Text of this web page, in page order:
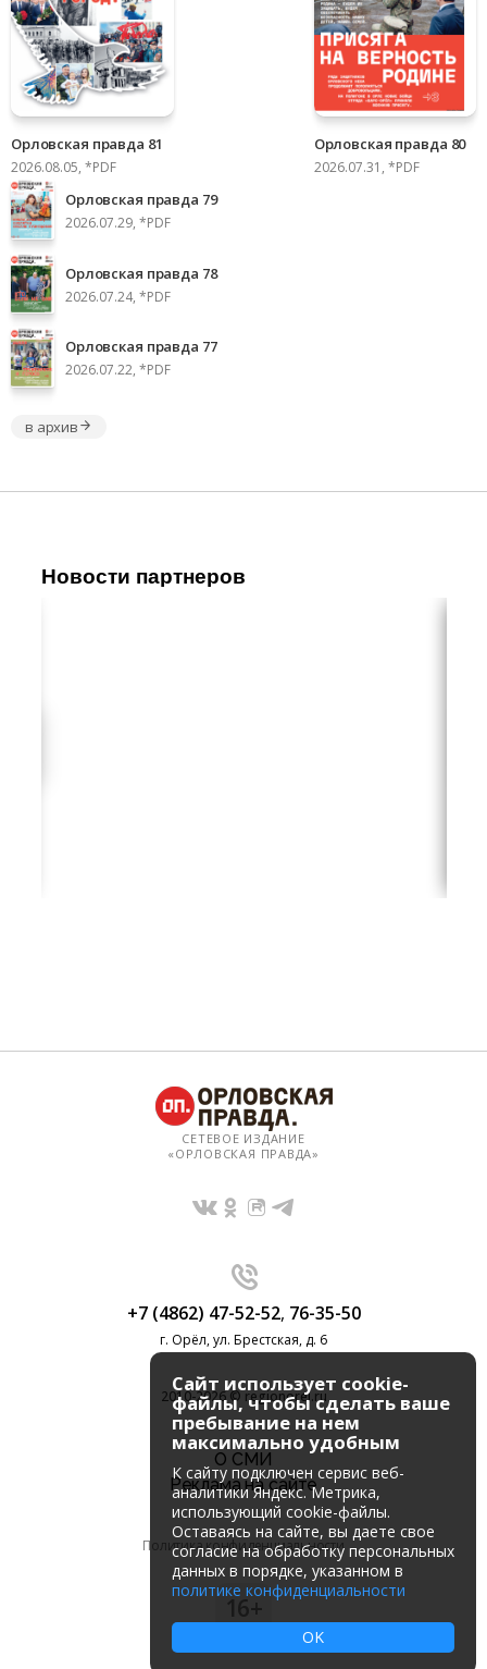
Орловская правда 81
2026.08.05, *PDF
Орловская правда 80
2026.07.31, *PDF
Орловская правда 79
2026.07.29, *PDF
Орловская правда 78
2026.07.24, *PDF
Орловская правда 77
2026.07.22, *PDF
в архив
Новости партнеров
СЕТЕВОЕ ИЗДАНИЕ
«ОРЛОВСКАЯ ПРАВДА»
+7 (4862) 47-52-52, 76-35-50
г. Орёл, ул. Брестская, д. 6
2010-2026 © regionorel.ru
О СМИ
Реклама на сайте
Политика конфиденциальности
16+
Сайт использует cookie-
файлы, чтобы сделать ваше
пребывание на нем
максимально удобным
К cайту подключен сервис веб-
аналитики Яндекс. Метрика,
использующий cookie-файлы.
Оставаясь на сайте, вы даете свое
согласие на обработку персональных
данных в порядке, указанном в
политике конфиденциальности
OK